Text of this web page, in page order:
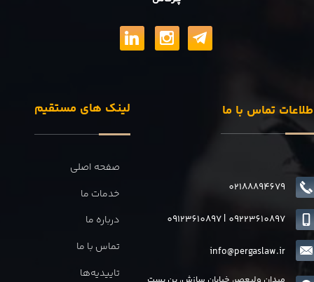
لینک های مستقیم
صفحه اصلی
خدمات ما
درباره ما
تماس با ما
تاییدیه‌ها
تماس با ما
02188894679
info@pergaslaw.ir
09123610897| 09223610897